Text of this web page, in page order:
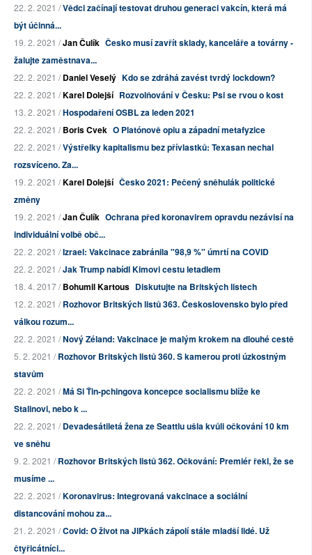
22. 2. 2021 /Vědci začínají testovat druhou generaci vakcín, která má
být účinná...
19. 2. 2021 /Jan Čulík Česko musí zavřít sklady, kanceláře a továrny -
žalujte zaměstnava...
22. 2. 2021 /Daniel Veselý Kdo se zdráhá zavést tvrdý lockdown?
22. 2. 2021 /Karel Dolejší Rozvolňování v Česku: Psi se rvou o kost
13. 2. 2021 /Hospodaření OSBL za leden 2021
22. 2. 2021 /Boris Cvek O Platónově opiu a západní metafyzice
22. 2. 2021 /Výstřelky kapitalismu bez přívlastků: Texasan nechal
rozsvíceno. Za...
19. 2. 2021 /Karel Dolejší Česko 2021: Pečený sněhulák politické
změny
19. 2. 2021 /Jan Čulík Ochrana před koronavirem opravdu nezávisí na
individuální volbě obč...
22. 2. 2021 /Izrael: Vakcinace zabránila "98,9 %" úmrtí na COVID
22. 2. 2021 /Jak Trump nabídl Kimovi cestu letadlem
18. 4. 2017 /Bohumil Kartous Diskutujte na Britských listech
12. 2. 2021 /Rozhovor Britských listů 363. Československo bylo před
válkou rozum...
22. 2. 2021 /Nový Zéland: Vakcinace je malým krokem na dlouhé cestě
5. 2. 2021 /Rozhovor Britských listů 360. S kamerou proti úzkostným
stavům
22. 2. 2021 /Má Si Ťin-pchingova koncepce socialismu blíže ke
Stalinovi, nebo k ...
22. 2. 2021 /Devadesátiletá žena ze Seattlu ušla kvůli očkování 10 km
ve sněhu
9. 2. 2021 /Rozhovor Britských listů 362. Očkování: Premiér řekl, že se
musíme ...
22. 2. 2021 /Koronavirus: Integrovaná vakcinace a sociální
distancování mohou za...
21. 2. 2021 /Covid: O život na JIPkách zápolí stále mladší lidé. Už
čtyřicátníci...